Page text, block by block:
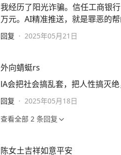
我经历了阳光诈骗。信任工商银
万元。AI精准推送，就是罪恶的帮
回复 · 2025年05月21日
外向蜻蜓rs
lA会把社会搞乱套，把人性搞灭
回复 · 2025年05月18日
查看全部 2 条回复
陈女土吉祥如意平安